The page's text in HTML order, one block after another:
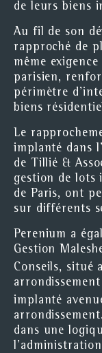
de leurs biens
Au fil de son
rapproché de
même
parisien,
périmètre
biens
Le
implanté dans
de Tillié &
gestion de lots
de Paris, ont
sur différents
Perenium a
Gestion
Conseils, situé
implanté
dans une